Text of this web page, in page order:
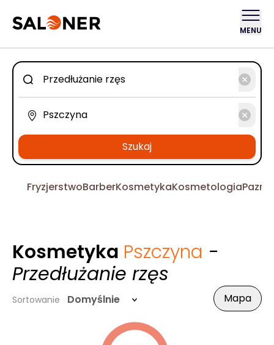
MENU
Szukaj
FryzjerstwoBarberKosmetykaKosmetologia
Kosmetyka Pszczyna -
Przedłużanie rzęs
Sortowanie Domyślnie Mapa